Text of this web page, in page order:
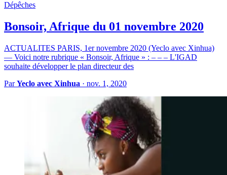
Dépêches
Bonsoir, Afrique du 01 novembre 2020
ACTUALITES PARIS, 1er novembre 2020 (Yeclo avec Xinhua)
— Voici notre rubrique « Bonsoir, Afrique » : – – – L'IGAD
souhaite développer le plan directeur des
ParYeclo avec Xinhua · nov. 1, 2020